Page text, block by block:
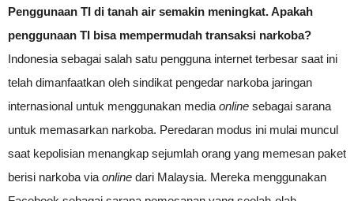
Penggunaan TI di tanah air semakin meningkat. Apakah
penggunaan TI bisa mempermudah transaksi narkoba?
Indonesia sebagai salah satu pengguna internet terbesar saat ini
telah dimanfaatkan oleh sindikat pengedar narkoba jaringan
internasional untuk menggunakan media online sebagai sarana
untuk memasarkan narkoba. Peredaran modus ini mulai muncul
saat kepolisian menangkap sejumlah orang yang memesan paket
berisi narkoba via online dari Malaysia. Mereka menggunakan